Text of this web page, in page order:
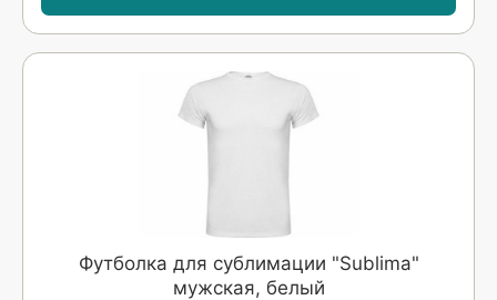
Футболка для сублимации "Sublima"
мужская, белый